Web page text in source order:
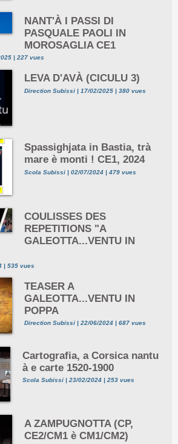
NANT'À I PASSI DI
PASQUALE PAOLI IN
MOROSAGLIA CE1
| 227 vues
LEVA D'AVÀ (CICULU 3)
Direction Subissi | 17/02/2025 | 380 vues
Spassighjata in Bastia, trà
mare è monti ! CE1, 2024
Scola Subissi | 02/07/2024 | 479 vues
COULISSES DES
REPETITIONS "A
GALEOTTA...VENTU IN
| 535 vues
TEASER A
GALEOTTA...VENTU IN
POPPA
Direction Subissi | 22/06/2024 | 687 vues
Cartografia, a Corsica nantu
à e carte 1520-1900
Scola Subissi | 23/02/2024 | 253 vues
A ZAMPUGNOTTA (CP,
CE2/CM1 è CM1/CM2)